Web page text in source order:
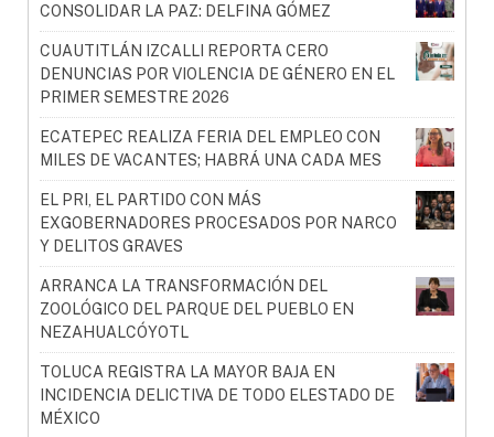
CONSOLIDAR LA PAZ: DELFINA GÓMEZ
CUAUTITLÁN IZCALLI REPORTA CERO
DENUNCIAS POR VIOLENCIA DE GÉNERO EN EL
PRIMER SEMESTRE 2026
ECATEPEC REALIZA FERIA DEL EMPLEO CON
MILES DE VACANTES; HABRÁ UNA CADA MES
EL PRI, EL PARTIDO CON MÁS
EXGOBERNADORES PROCESADOS POR NARCO
Y DELITOS GRAVES
ARRANCA LA TRANSFORMACIÓN DEL
ZOOLÓGICO DEL PARQUE DEL PUEBLO EN
NEZAHUALCÓYOTL
TOLUCA REGISTRA LA MAYOR BAJA EN
INCIDENCIA DELICTIVA DE TODO ELESTADO DE
MÉXICO